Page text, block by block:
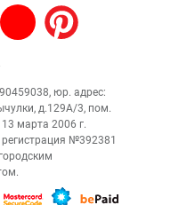
юр. адрес:
д.129А/3, пом.
марта 2006 г.
№392381